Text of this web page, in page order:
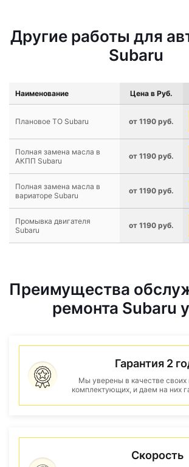
Другие работы для
Subaru
Наименование Цена в Руб.
Плановое ТО Subaru от 1190 руб.
Полная замена масла в
АКПП Subaru
от 1190 руб.
Полная замена масла в
вариаторе Subaru
от 1190 руб.
Промывка двигателя
Subaru
от 1190 руб.
Преимущества
ремонта Subaru
Гарантия 2
Мы уверены в качестве своих
комплектующих, и даем на них
Скорость